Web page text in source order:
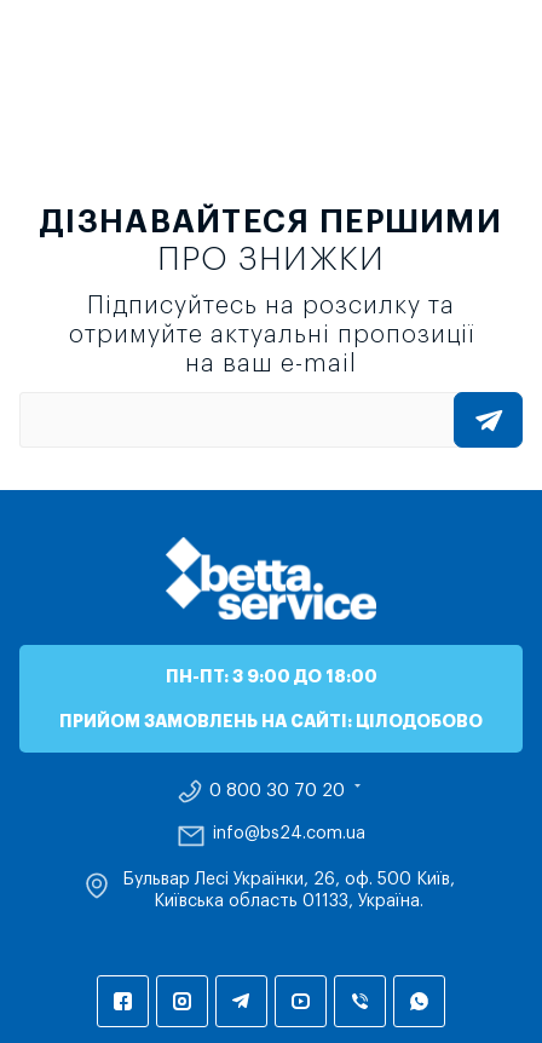
ДІЗНАВАЙТЕСЯ ПЕРШИМИ
ПРО ЗНИЖКИ
Підписуйтесь на розсилку та
отримуйте актуальні пропозиції
на ваш e-mail
ПН-ПТ: З 9:00 ДО 18:00
ПРИЙОМ ЗАМОВЛЕНЬ НА САЙТІ: ЦІЛОДОБОВО
0 800 30 70 20
info@bs24.com.ua
Бульвар Лесі Українки, 26, оф. 500 Київ,
Київська область 01133, Україна.